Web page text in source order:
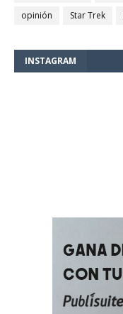
opinión
Star Trek
INSTAGRAM